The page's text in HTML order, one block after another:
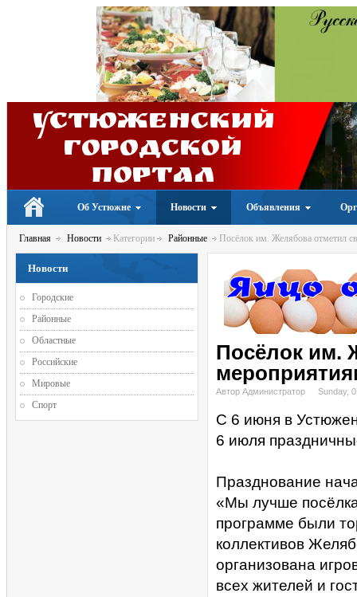
Устюженский
Городской
портал
Об Устюжне Новости Объявления
Главная Новости Категории Районные Посёлок им. Желябова отметил
Посёлок им.
Автор Администратор Sunday,
С 6 июня в
6 июля
Празднование
«Мы лучше
программе были
коллективов
организована
всех жителей и
Новости
Городские
Районные
Областные
Российские
Мировые
Спорт